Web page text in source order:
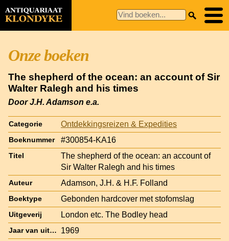
Onze boeken
The shepherd of the ocean: an account of Sir
Walter Ralegh and his times
Door J.H. Adamson e.a.
Categorie Ontdekkingsreizen & Expedities
Boeknummer #300854-KA16
Titel
The shepherd of the ocean: an account of
Sir Walter Ralegh and his times
Auteur Adamson, J.H. & H.F. Folland
Boektype Gebonden hardcover met stofomslag
Uitgeverij London etc. The Bodley head
Jaar van uitgave 1969